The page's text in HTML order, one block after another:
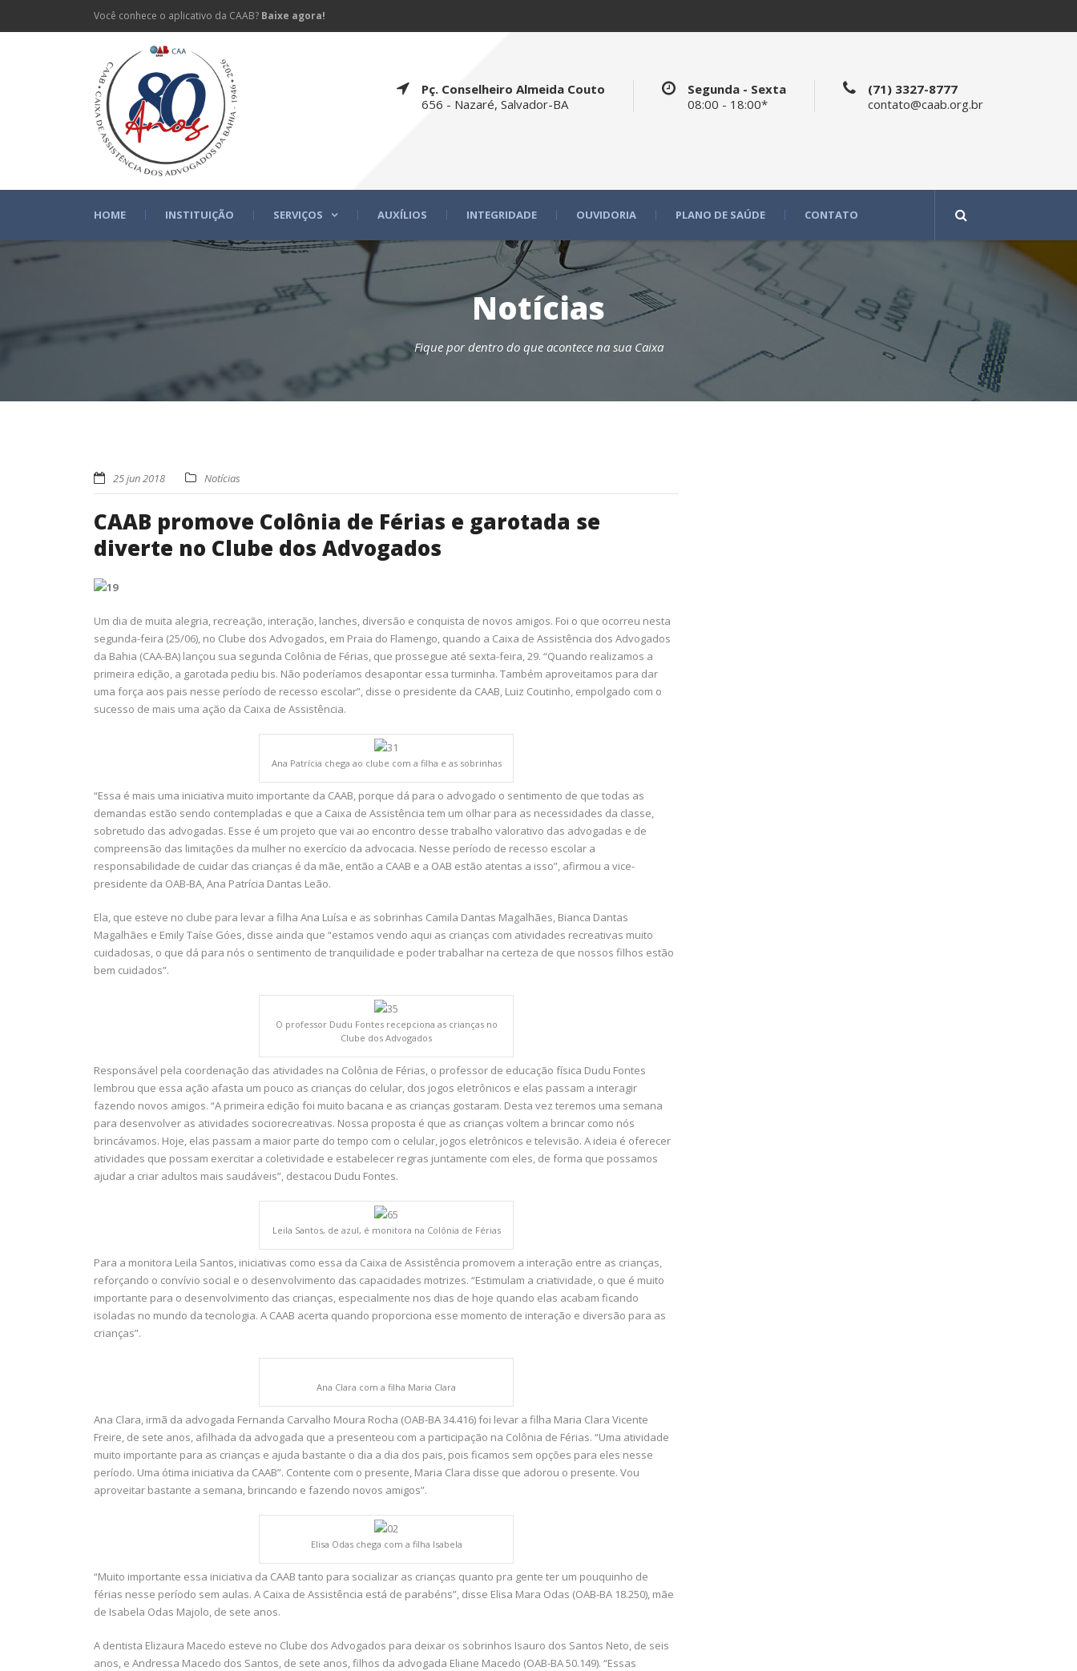
Você conhece o aplicativo da CAAB? Baixe agora!
Pç. Conselheiro Almeida Couto
656 - Nazaré, Salvador-BA
Segunda - Sexta
08:00 - 18:00*
(71) 3327-8777
contato@caab.org.br
HOME INSTITUIÇÃO SERVIÇOS AUXÍLIOS INTEGRIDADE OUVIDORIA PLANO DE SAÚDE CONTATO
Notícias
Fique por dentro do que acontece na sua Caixa
25 jun 2018 Notícias
CAAB promove Colônia de Férias e garotada se
diverte no Clube dos Advogados
Um dia de muita alegria, recreação, interação, lanches, diversão e conquista de novos amigos. Foi o que ocorreu nesta
segunda-feira (25/06), no Clube dos Advogados, em Praia do Flamengo, quando a Caixa de Assistência dos Advogados
da Bahia (CAA-BA) lançou sua segunda Colônia de Férias, que prossegue até sexta-feira, 29. “Quando realizamos a
primeira edição, a garotada pediu bis. Não poderíamos desapontar essa turminha. Também aproveitamos para dar
uma força aos pais nesse período de recesso escolar”, disse o presidente da CAAB, Luiz Coutinho, empolgado com o
sucesso de mais uma ação da Caixa de Assistência.
Ana Patrícia chega ao clube com a filha e as sobrinhas
“Essa é mais uma iniciativa muito importante da CAAB, porque dá para o advogado o sentimento de que todas as
demandas estão sendo contempladas e que a Caixa de Assistência tem um olhar para as necessidades da classe,
sobretudo das advogadas. Esse é um projeto que vai ao encontro desse trabalho valorativo das advogadas e de
compreensão das limitações da mulher no exercício da advocacia. Nesse período de recesso escolar a
responsabilidade de cuidar das crianças é da mãe, então a CAAB e a OAB estão atentas a isso”, afirmou a vice-
presidente da OAB-BA, Ana Patrícia Dantas Leão.
Ela, que esteve no clube para levar a filha Ana Luísa e as sobrinhas Camila Dantas Magalhães, Bianca Dantas
Magalhães e Emily Taíse Góes, disse ainda que “estamos vendo aqui as crianças com atividades recreativas muito
cuidadosas, o que dá para nós o sentimento de tranquilidade e poder trabalhar na certeza de que nossos filhos estão
bem cuidados”.
O professor Dudu Fontes recepciona as crianças no
Clube dos Advogados
Responsável pela coordenação das atividades na Colônia de Férias, o professor de educação física Dudu Fontes
lembrou que essa ação afasta um pouco as crianças do celular, dos jogos eletrônicos e elas passam a interagir
fazendo novos amigos. “A primeira edição foi muito bacana e as crianças gostaram. Desta vez teremos uma semana
para desenvolver as atividades sociorecreativas. Nossa proposta é que as crianças voltem a brincar como nós
brincávamos. Hoje, elas passam a maior parte do tempo com o celular, jogos eletrônicos e televisão. A ideia é oferecer
atividades que possam exercitar a coletividade e estabelecer regras juntamente com eles, de forma que possamos
ajudar a criar adultos mais saudáveis”, destacou Dudu Fontes.
Leila Santos, de azul, é monitora na Colônia de Férias
Para a monitora Leila Santos, iniciativas como essa da Caixa de Assistência promovem a interação entre as crianças,
reforçando o convívio social e o desenvolvimento das capacidades motrizes. “Estimulam a criatividade, o que é muito
importante para o desenvolvimento das crianças, especialmente nos dias de hoje quando elas acabam ficando
isoladas no mundo da tecnologia. A CAAB acerta quando proporciona esse momento de interação e diversão para as
crianças”.
Ana Clara com a filha Maria Clara
Ana Clara, irmã da advogada Fernanda Carvalho Moura Rocha (OAB-BA 34.416) foi levar a filha Maria Clara Vicente
Freire, de sete anos, afilhada da advogada que a presenteou com a participação na Colônia de Férias. “Uma atividade
muito importante para as crianças e ajuda bastante o dia a dia dos pais, pois ficamos sem opções para eles nesse
período. Uma ótima iniciativa da CAAB”. Contente com o presente, Maria Clara disse que adorou o presente. Vou
aproveitar bastante a semana, brincando e fazendo novos amigos”.
Elisa Odas chega com a filha Isabela
“Muito importante essa iniciativa da CAAB tanto para socializar as crianças quanto pra gente ter um pouquinho de
férias nesse período sem aulas. A Caixa de Assistência está de parabéns”, disse Elisa Mara Odas (OAB-BA 18.250), mãe
de Isabela Odas Majolo, de sete anos.
A dentista Elizaura Macedo esteve no Clube dos Advogados para deixar os sobrinhos Isauro dos Santos Neto, de seis
anos, e Andressa Macedo dos Santos, de sete anos, filhos da advogada Eliane Macedo (OAB-BA 50.149). “Essas